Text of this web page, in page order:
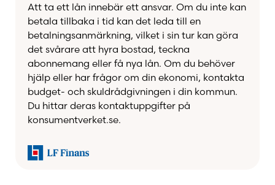
Fördelar med OFYR Cover 85
Skyddar stekhällen när OFYR inte
används
Tillverkat av slitstarkt svartlackerat stål
Elegant mahognyknopp för enkel
hantering
Hjälper till att hålla stekhällen ren från
Att ta ett lån innebär ett ansvar. Om du inte kan
betala tillbaka i tid kan det leda till en
betalningsanmärkning, vilket i sin tur kan göra
det svårare att hyra bostad, teckna
abonnemang eller få nya lån. Om du behöver
hjälp eller har frågor om din ekonomi, kontakta
budget- och skuldrådgivningen i din kommun.
Du hittar deras kontaktuppgifter på
konsumentverket.se.